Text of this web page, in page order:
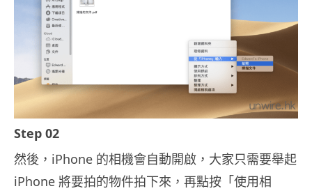
Step 02
然後，iPhone 的相機會自動開啟，大家只需要舉起
iPhone 將要拍的物件拍下來，再點按「使用相